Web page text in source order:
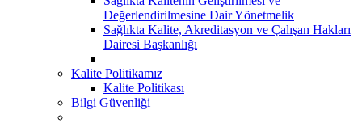
Değerlendirilmesine Dair Yönetmelik
Sağlıkta Kalite, Akreditasyon ve Çalışan Hakları
Dairesi Başkanlığı
Kalite Politikamız
Kalite Politikası
Bilgi Güvenliği